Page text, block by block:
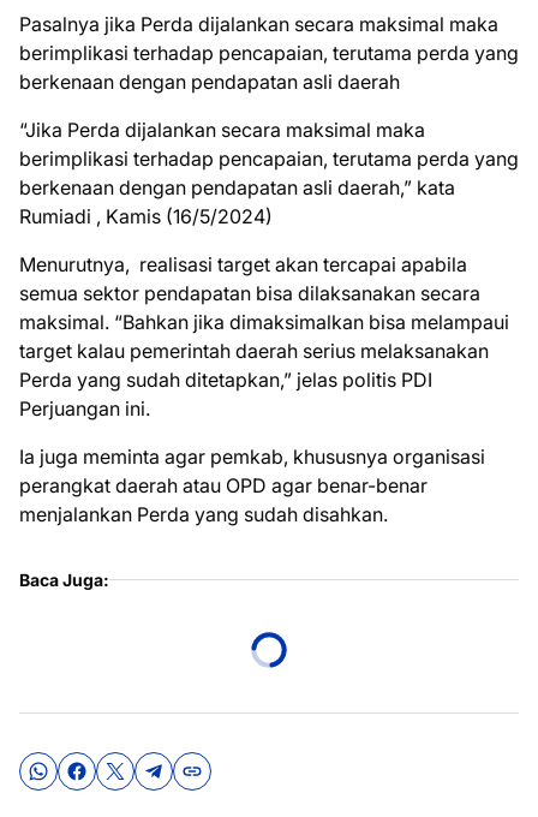
Pasalnya jika Perda dijalankan secara maksimal maka
berimplikasi terhadap pencapaian, terutama perda yang
berkenaan dengan pendapatan asli daerah
“Jika Perda dijalankan secara maksimal maka
berimplikasi terhadap pencapaian, terutama perda yang
berkenaan dengan pendapatan asli daerah,” kata
Rumiadi , Kamis (16/5/2024)
Menurutnya, realisasi target akan tercapai apabila
semua sektor pendapatan bisa dilaksanakan secara
maksimal. “Bahkan jika dimaksimalkan bisa melampaui
target kalau pemerintah daerah serius melaksanakan
Perda yang sudah ditetapkan,” jelas politis PDI
Perjuangan ini.
Ia juga meminta agar pemkab, khususnya organisasi
perangkat daerah atau OPD agar benar-benar
menjalankan Perda yang sudah disahkan.
Baca Juga: